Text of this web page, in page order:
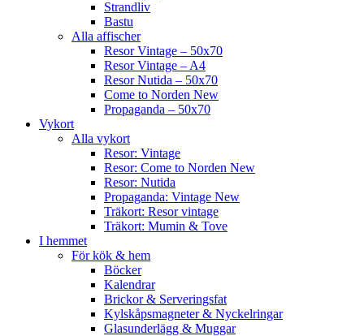
Strandliv
Bastu
Alla affischer
Resor Vintage – 50x70
Resor Vintage – A4
Resor Nutida – 50x70
Come to Norden New
Propaganda – 50x70
Vykort
Alla vykort
Resor: Vintage
Resor: Come to Norden New
Resor: Nutida
Propaganda: Vintage New
Träkort: Resor vintage
Träkort: Mumin & Tove
I hemmet
För kök & hem
Böcker
Kalendrar
Brickor & Serveringsfat
Kylskåpsmagneter & Nyckelringar
Glasunderlägg & Muggar